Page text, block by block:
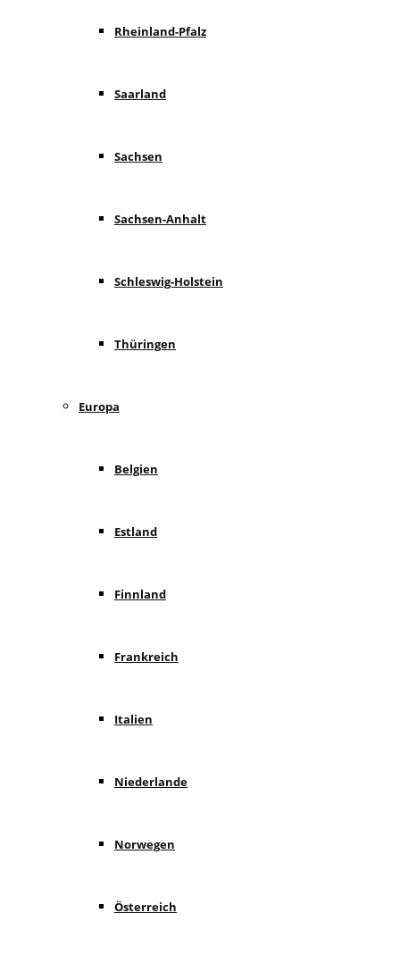
Rheinland-Pfalz
Saarland
Sachsen
Sachsen-Anhalt
Schleswig-Holstein
Thüringen
Europa
Belgien
Estland
Finnland
Frankreich
Italien
Niederlande
Norwegen
Österreich